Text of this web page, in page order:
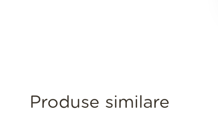
Produse similare